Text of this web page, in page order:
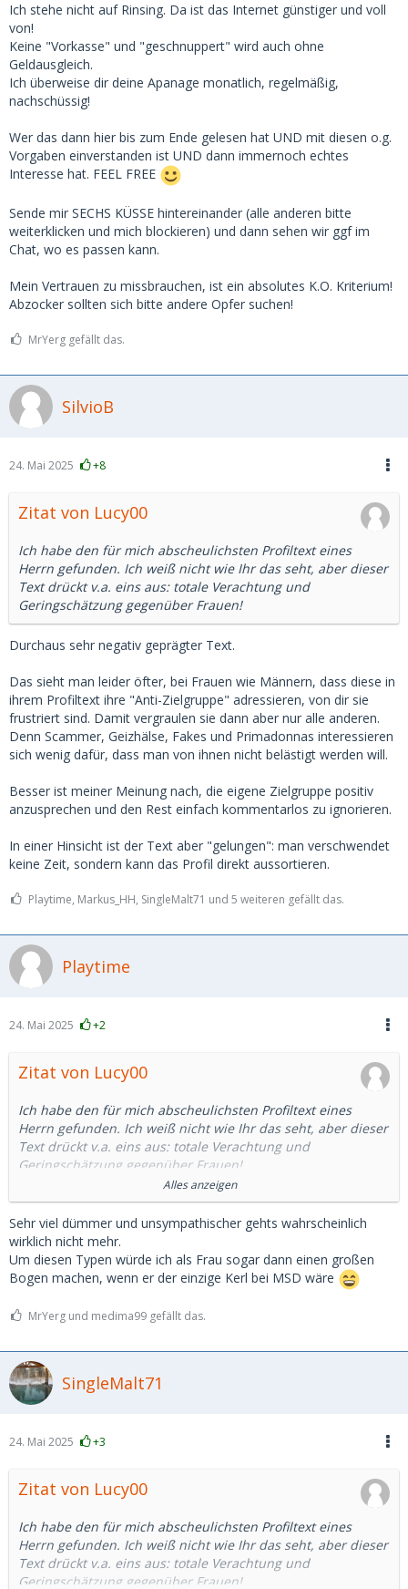
Ich stehe nicht auf Rinsing. Da ist das Internet günstiger und voll
von!
Keine "Vorkasse" und "geschnuppert" wird auch ohne
Geldausgleich.
Ich überweise dir deine Apanage monatlich, regelmäßig,
nachschüssig!
Wer das dann hier bis zum Ende gelesen hat UND mit diesen o.g.
Vorgaben einverstanden ist UND dann immernoch echtes
Interesse hat. FEEL FREE
Sende mir SECHS KÜSSE hintereinander (alle anderen bitte
weiterklicken und mich blockieren) und dann sehen wir ggf im
Chat, wo es passen kann.
Mein Vertrauen zu missbrauchen, ist ein absolutes K.O. Kriterium!
Abzocker sollten sich bitte andere Opfer suchen!
MrYerg gefällt das.
SilvioB
24. Mai 2025 +8
Zitat von Lucy00
Ich habe den für mich abscheulichsten Profiltext eines
Herrn gefunden. Ich weiß nicht wie Ihr das seht, aber dieser
Text drückt v.a. eins aus: totale Verachtung und
Geringschätzung gegenüber Frauen!
Durchaus sehr negativ geprägter Text.
Das sieht man leider öfter, bei Frauen wie Männern, dass diese in
ihrem Profiltext ihre "Anti-Zielgruppe" adressieren, von dir sie
frustriert sind. Damit vergraulen sie dann aber nur alle anderen.
Denn Scammer, Geizhälse, Fakes und Primadonnas interessieren
sich wenig dafür, dass man von ihnen nicht belästigt werden will.
Besser ist meiner Meinung nach, die eigene Zielgruppe positiv
anzusprechen und den Rest einfach kommentarlos zu ignorieren.
In einer Hinsicht ist der Text aber "gelungen": man verschwendet
keine Zeit, sondern kann das Profil direkt aussortieren.
Playtime, Markus_HH, SingleMalt71 und 5 weiteren gefällt das.
Playtime
24. Mai 2025 +2
Zitat von Lucy00
Ich habe den für mich abscheulichsten Profiltext eines
Herrn gefunden. Ich weiß nicht wie Ihr das seht, aber dieser
Text drückt v.a. eins aus: totale Verachtung und
Geringschätzung gegenüber Frauen!
Hier kommt er:
HANDS OFF für Profile OHNE Bilder, OHNE TEXT
Raus sind bei mir auch nervige Bettler für
Freischaltanfragen!
Wer nicht lesen kann oder meinen Text nicht akzeptiert, der
NICHT zu beantworten!
Ich habe: NUR Interesse an ECHTEN, ZEITNAHEN,
REGELMÄSSIGEN und SEXUELLEN Treffen gegen
Text versteckt) um dich von der 99% Fehlertoleranz hier
Deine Freischaltung erfolgt dann gerne, wenn:
Deine Bild- und Textvorgaben in deinem Profil für mich
ansprechend sind
Alles anzeigen
Sehr viel dümmer und unsympathischer gehts wahrscheinlich
wirklich nicht mehr.
Um diesen Typen würde ich als Frau sogar dann einen großen
Bogen machen, wenn er der einzige Kerl bei MSD wäre
MrYerg und medima99 gefällt das.
SingleMalt71
24. Mai 2025 +3
Zitat von Lucy00
Ich habe den für mich abscheulichsten Profiltext eines
Herrn gefunden. Ich weiß nicht wie Ihr das seht, aber dieser
Text drückt v.a. eins aus: totale Verachtung und
Geringschätzung gegenüber Frauen!